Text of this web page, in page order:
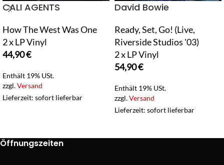
CALI AGENTS
How The West Was One
2 x LP Vinyl
44,90€
Enthält 19% USt.
zzgl.Versand
Lieferzeit: sofort lieferbar
David Bowie
Ready, Set, Go! (Live,
Riverside Studios '03)
2 x LP Vinyl
54,90€
Enthält 19% USt.
zzgl.Versand
Lieferzeit: sofort lieferbar
Öffnungszeiten